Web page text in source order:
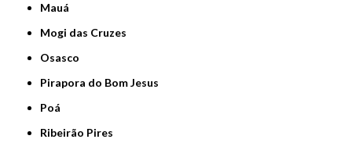
Mauá
Mogi das Cruzes
Osasco
Pirapora do Bom Jesus
Poá
Ribeirão Pires